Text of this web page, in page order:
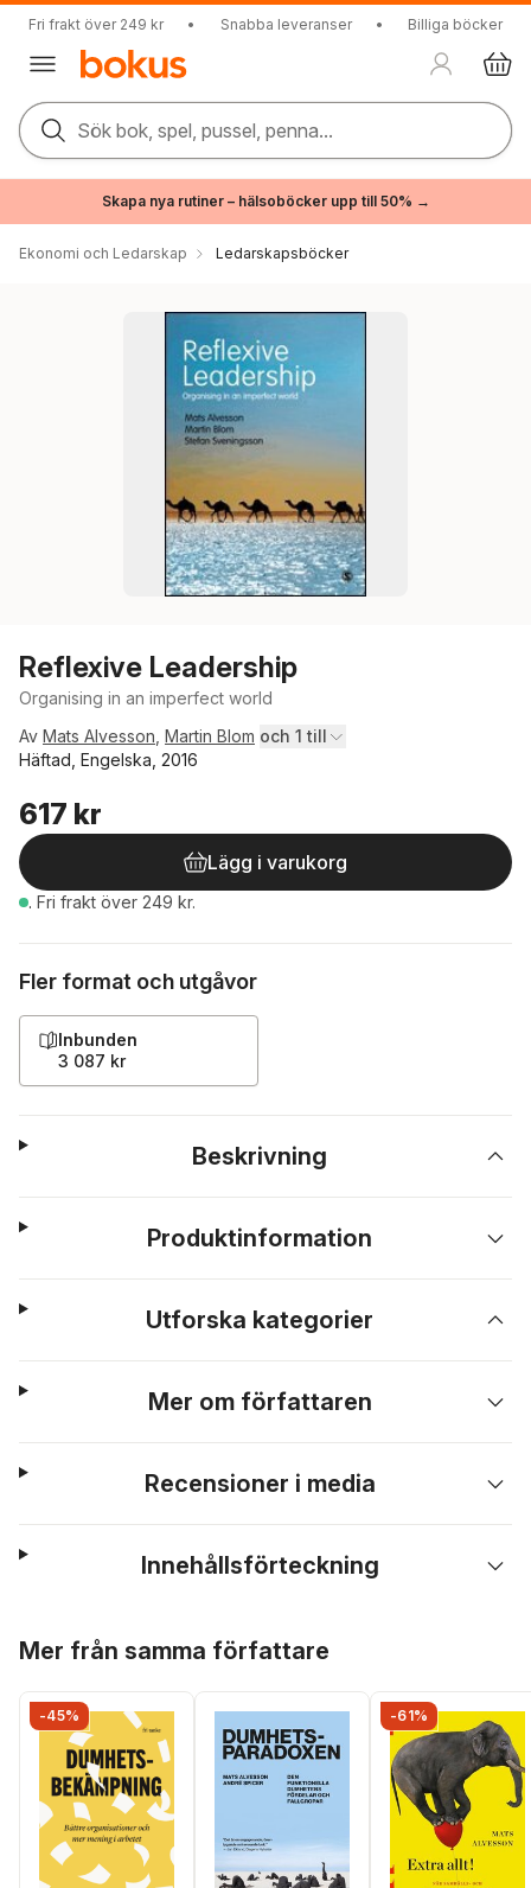
Fri frakt över 249 kr • Snabba leveranser • Billiga böcker
Sök bok, spel, pussel, penna...
Skapa nya rutiner – hälsoböcker upp till 50% →
Ekonomi och Ledarskap Ledarskapsböcker
Reflexive Leadership
Organising in an imperfect world
Av Mats Alvesson Martin Blom och 1 till
Häftad, Engelska, 2016
617 kr
Lägg i varukorg
. Fri frakt över 249 kr.
Fler format och utgåvor
Inbunden
3 087 kr
Beskrivning
Produktinformation
Utforska kategorier
Mer om författaren
Recensioner i media
Innehållsförteckning
Mer från samma författare
-45% -61%